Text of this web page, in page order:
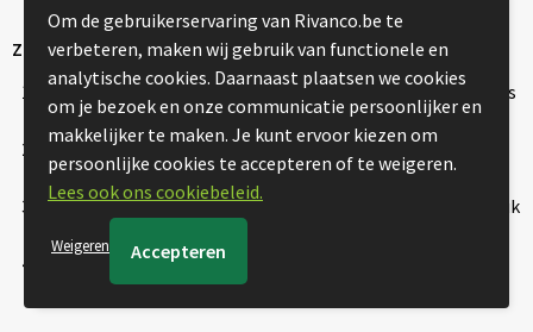
Zo Bestelt u uw Bedrukte Drinkwaren
Kies uw product om te bedrukken:Selecteer een mok, fles
of beker die past bij uw merk en doelgroep.
Ontwerp en upload:Voeg uw logo of design toe voor een
unieke bedrukking.
Proefdruk en goedkeuring:Ontvang een digitale proefdruk
van uw gepersonaliseerde artikelen en geef akkoord.
Snelle levering:Wij zorgen voor een hoogwaardige
bedrukking van uw drinkwaren en een tijdige verzending.
Om de gebruikerservaring van Rivanco.be te
verbeteren, maken wij gebruik van functionele en
analytische cookies. Daarnaast plaatsen we cookies
om je bezoek en onze communicatie persoonlijker en
makkelijker te maken. Je kunt ervoor kiezen om
persoonlijke cookies te accepteren of te weigeren.
Lees ook ons cookiebeleid.
Weigeren